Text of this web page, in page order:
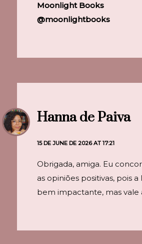
Moonlight Books
@moonlightbooks
Hanna de Paiva
15 DE JUNE DE 2026 AT 17:21
Obrigada, amiga. Eu
as opiniões positivas, pois a
bem impactante, mas vale